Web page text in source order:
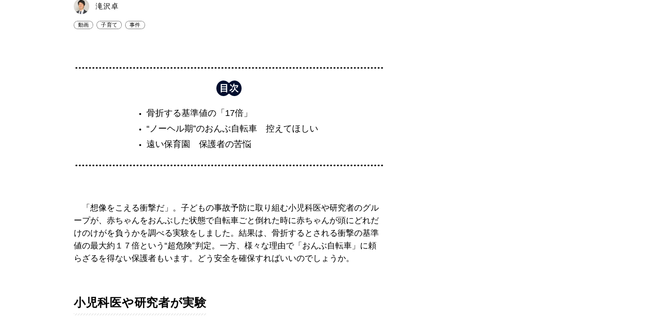
滝沢卓
動画 子育て 事件
骨折する基準値の「17倍」
“ノーヘル期”のおんぶ自転車 控えてほしい
遠い保育園 保護者の苦悩
「想像をこえる衝撃だ」。子どもの事故予防に取り組む小児科医や研究者のグル
ープが、赤ちゃんをおんぶした状態で自転車ごと倒れた時に赤ちゃんが頭にどれだ
けのけがを負うかを調べる実験をしました。結果は、骨折するとされる衝撃の基準
値の最大約１７倍という“超危険”判定。一方、様々な理由で「おんぶ自転車」に頼
らざるを得ない保護者もいます。どう安全を確保すればいいのでしょうか。
小児科医や研究者が実験